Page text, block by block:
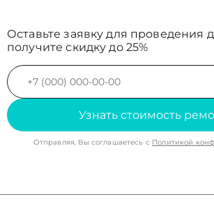
Оставьте заявку для проведения
получите скидку до 25%
Узнать стоимость
Отправляя, Вы соглашаетесь с Политикой